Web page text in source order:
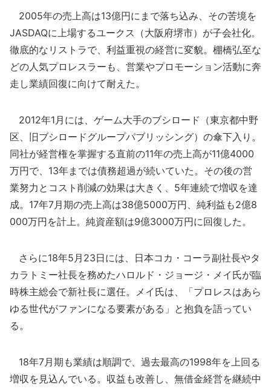
2005年の売上高は13億円にまで落ち込み、その苦境を
JASDAQに上場するユークス（大阪府堺市）が子会社化。
徹底的なリストラで、利益重視の経営に変貌。棚橋弘至な
どの人気プロレスラーも、営業やプロモーション活動に奔
走し業績回復に向けて耐えた。
2012年1月には、ゲーム大手のブシロード（東京都中野
区、旧ブシロードグループパブリッシング）の傘下入り。
同社が経営権を掌握する直前の11年の売上高が11億4000
万円で、13年までは債務超過が続いていた。その後の営
業努力とコスト削減の効果は大きく、5年連続で増収を達
成。17年7月期の売上高は38億5000万円、純利益も2億8
000万円を計上。純資産額は9億3000万円に回復した。
さらに18年5月23日には、日本コカ・コーラ副社長やタ
カラトミー社長を務めたハロルド・ジョージ・メイ氏が臨
時株主総会で新社長に選任。メイ氏は、「プロレスはあら
ゆる世代がファンになる要素がある」と抱負を語ってい
る。
18年7月期も業績は順調で、過去最高の1998年を上回る
増収を見込んでいる。収益も改善し、無借金経営を継続中